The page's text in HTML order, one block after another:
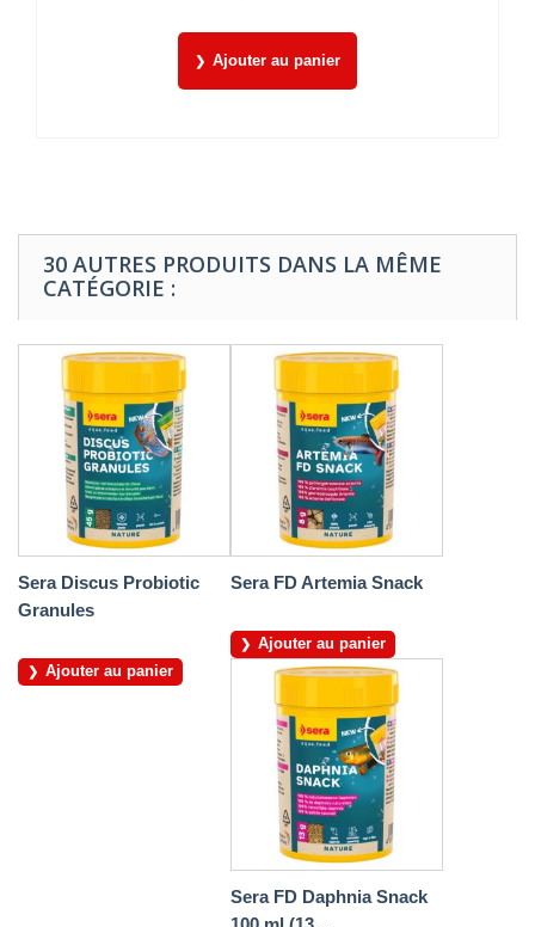
Ajouter au panier
30 AUTRES PRODUITS DANS LA MÊME
CATÉGORIE :
Sera Discus Probiotic
Granules
Ajouter au panier
Sera FD Artemia Snack
Ajouter au panier
Sera FD Daphnia Snack